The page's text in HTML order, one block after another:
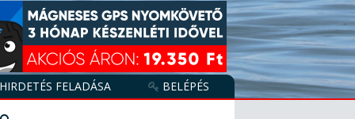
HIRDETÉS FELADÁSA BELÉPÉS